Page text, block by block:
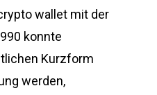
wallet mit der
konnte
Kurzform
werden,